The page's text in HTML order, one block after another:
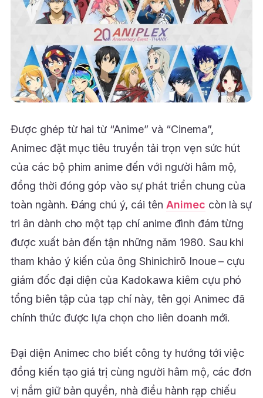
Được ghép từ hai từ “Anime” và “Cinema”,
Animec đặt mục tiêu truyền tải trọn vẹn sức hút
của các bộ phim anime đến với người hâm mộ,
đồng thời đóng góp vào sự phát triển chung của
toàn ngành. Đáng chú ý, cái tên Animec còn là sự
tri ân dành cho một tạp chí anime đình đám từng
được xuất bản đến tận những năm 1980. Sau khi
tham khảo ý kiến của ông Shinichirō Inoue – cựu
giám đốc đại diện của Kadokawa kiêm cựu phó
tổng biên tập của tạp chí này, tên gọi Animec đã
chính thức được lựa chọn cho liên doanh mới.
Đại diện Animec cho biết công ty hướng tới việc
đồng kiến tạo giá trị cùng người hâm mộ, các đơn
vị nắm giữ bản quyền, nhà điều hành rạp chiếu